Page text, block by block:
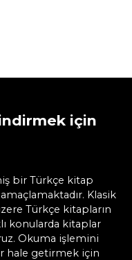
için
bir Türkçe kitap
Klasik
Türkçe kitapların
konularda kitaplar
Okuma işlemini
hale getirmek için